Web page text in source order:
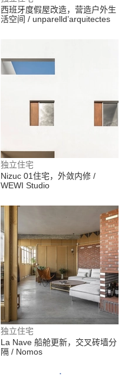
西班牙度假屋改造，营造户外生
活空间 / unparelld’arquitectes
独立住宅
Nizuc 01住宅，外敛内修 /
WEWI Studio
独立住宅
La Nave 船舱更新，交叉砖墙分
隔 / Nomos